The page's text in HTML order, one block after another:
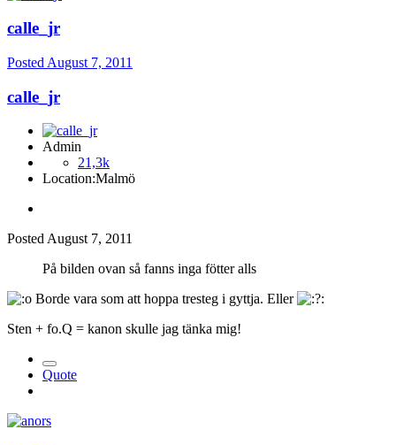
calle_jr
Posted August 7, 2011
calle_jr
Admin
21,3k
Location:Malmö
PostedAugust 7, 2011
På bilden ovan så fanns inga fötter alls
Borde vara som att hoppa tresteg i gyttja. Eller
Sten + fo.Q = kanon skulle jag tänka mig!
Quote